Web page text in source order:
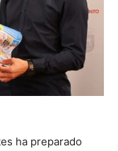
ha preparado